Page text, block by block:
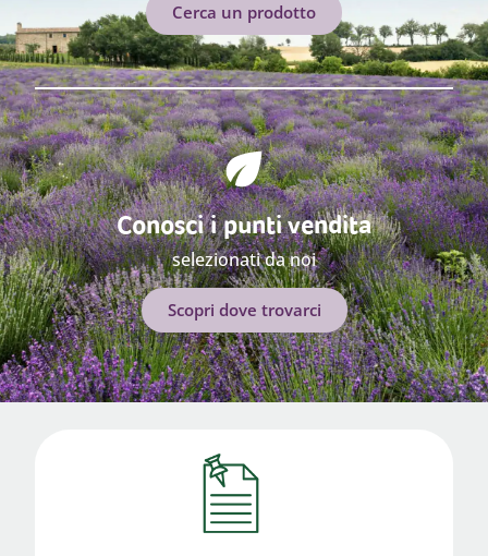
Cerca un prodotto
Conosci i punti vendita
selezionati da noi
Scopri dove trovarci